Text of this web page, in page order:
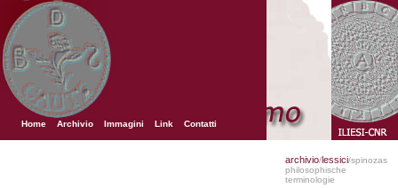
Home Archivio Immagini Link Contatti
archivio/lessici/spinozas
philosophische
terminologie